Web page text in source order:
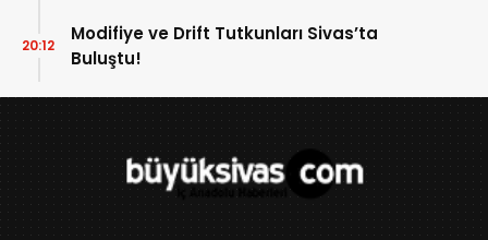
Modifiye ve Drift Tutkunları Sivas’ta
Buluştu!
20:12